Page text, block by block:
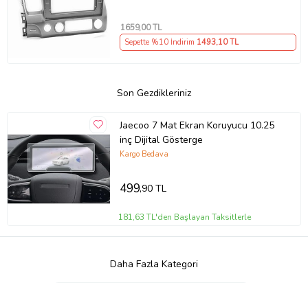
1659,00 TL
Sepette %10 İndirim 1493,10 TL
Son Gezdikleriniz
Jaecoo 7 Mat Ekran Koruyucu 10.25
inç Dijital Gösterge
Kargo Bedava
499,90 TL
181,63 TL'den Başlayan Taksitlerle
Daha Fazla Kategori